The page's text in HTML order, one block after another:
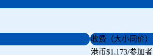
收费（大小同价）
港币$1,173/参加者